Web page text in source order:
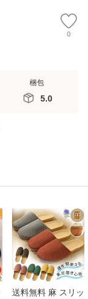
0
梱包
5.0
送料無料 麻 スリッ